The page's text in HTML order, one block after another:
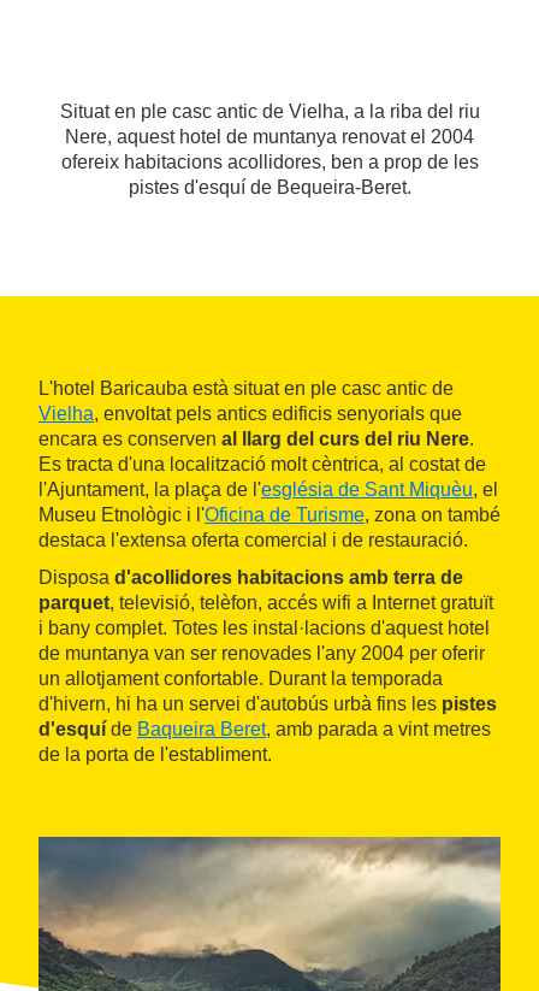
Situat en ple casc antic de Vielha, a la riba del riu
Nere, aquest hotel de muntanya renovat el 2004
ofereix habitacions acollidores, ben a prop de les
pistes d'esquí de Bequeira-Beret.
L'hotel Baricauba està situat en ple casc antic de
Vielha, envoltat pels antics edificis senyorials que
encara es conserven al llarg del curs del riu Nere.
Es tracta d'una localització molt cèntrica, al costat de
l'Ajuntament, la plaça de l'església de Sant Miquèu, el
Museu Etnològic i l'Oficina de Turisme, zona on també
destaca l'extensa oferta comercial i de restauració.
Disposa d'acollidores habitacions amb terra de
parquet, televisió, telèfon, accés wifi a Internet gratuït
i bany complet. Totes les instal·lacions d'aquest hotel
de muntanya van ser renovades l'any 2004 per oferir
un allotjament confortable. Durant la temporada
d'hivern, hi ha un servei d'autobús urbà fins les pistes
d'esquí de Baqueira Beret, amb parada a vint metres
de la porta de l'establiment.